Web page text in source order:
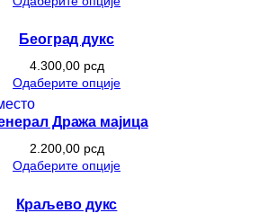
Београд дукс
4.300,00 рсд
Одаберите опције
Дража мајица
2.200,00 рсд
Одаберите опције
Краљево дукс